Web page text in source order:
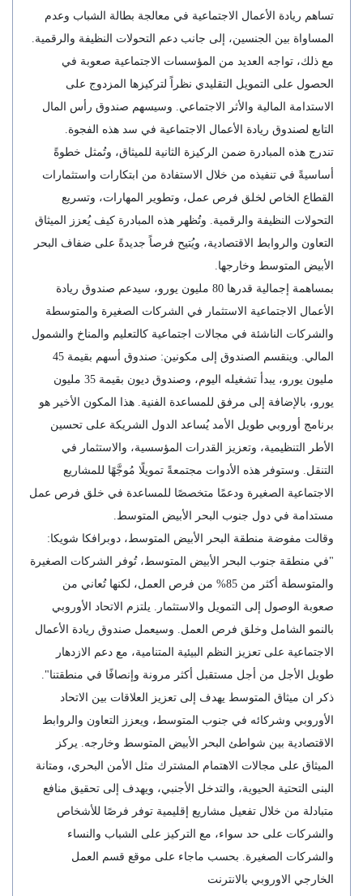
تساهم ريادة الأعمال الاجتماعية في معالجة بطالة الشباب وعدم
المساواة بين الجنسين، إلى جانب دعم التحولات النظيفة والرقمية.
مع ذلك، تواجه العديد من المؤسسات الاجتماعية صعوبة في
الحصول على التمويل التقليدي نظراً لتركيزها المزدوج على
الاستدامة المالية والأثر الاجتماعي. وسيسهم صندوق رأس المال
التابع لصندوق ريادة الأعمال الاجتماعية في سد هذه الفجوة.
تندرج هذه المبادرة ضمن الركيزة الثانية للميثاق، وتُمثل خطوةً
أساسيةً في تنفيذه من خلال الاستفادة من ابتكارات واستثمارات
القطاع الخاص لخلق فرص عمل، وتطوير المهارات، وتسريع
التحولات النظيفة والرقمية. وتُظهر هذه المبادرة كيف يُعزز الميثاق
التعاون والروابط الاقتصادية، ويُتيح فرصاً جديدةً على ضفاف البحر
الأبيض المتوسط ​​وخارجها.
بمساهمة إجمالية قدرها 80 مليون يورو، سيدعم صندوق ريادة
الأعمال الاجتماعية الاستثمار في الشركات الصغيرة والمتوسطة
والشركات الناشئة في مجالات اجتماعية كالتعليم والمناخ والشمول
المالي. وينقسم الصندوق إلى مكونين: صندوق أسهم بقيمة 45
مليون يورو، يبدأ تشغيله اليوم، وصندوق ديون بقيمة 35 مليون
يورو، بالإضافة إلى مرفق للمساعدة الفنية. هذا المكون الأخير هو
برنامج أوروبي طويل الأمد يُساعد الدول الشريكة على تحسين
الأطر التنظيمية، وتعزيز القدرات المؤسسية، والاستثمار في
التنقل. وستوفر هذه الأدوات مجتمعةً تمويلًا مُوجَّهًا للمشاريع
الاجتماعية الصغيرة ودعمًا متخصصًا للمساعدة في خلق فرص عمل
مستدامة في دول جنوب البحر الأبيض المتوسط.
وقالت مفوضة منطقة البحر الأبيض المتوسط، دوبرافكا شويكا:
"في منطقة جنوب البحر الأبيض المتوسط، تُوفر الشركات الصغيرة
والمتوسطة أكثر من 85% من فرص العمل، لكنها تُعاني من
صعوبة الوصول إلى التمويل والاستثمار. يلتزم الاتحاد الأوروبي
بالنمو الشامل وخلق فرص العمل. وسيعمل صندوق ريادة الأعمال
الاجتماعية على تعزيز النظم البيئية المتنامية، مع دعم الازدهار
طويل الأجل من أجل مستقبل أكثر مرونة وإنصافًا في منطقتنا".
ذكر ان ميثاق المتوسط يهدف إلى تعزيز العلاقات بين الاتحاد
الأوروبي وشركائه في جنوب المتوسط، ويعزز التعاون والروابط
الاقتصادية بين شواطئ البحر الأبيض المتوسط وخارجه. يركز
الميثاق على مجالات الاهتمام المشترك مثل الأمن البحري، ومتانة
البنى التحتية الحيوية، والتدخل الأجنبي، ويهدف إلى تحقيق منافع
متبادلة من خلال تفعيل مشاريع إقليمية توفر فرصًا للأشخاص
والشركات على حد سواء، مع التركيز على الشباب والنساء
والشركات الصغيرة. بحسب ماجاء على موقع قسم العمل
الخارجي الاوروبي بالانترنت